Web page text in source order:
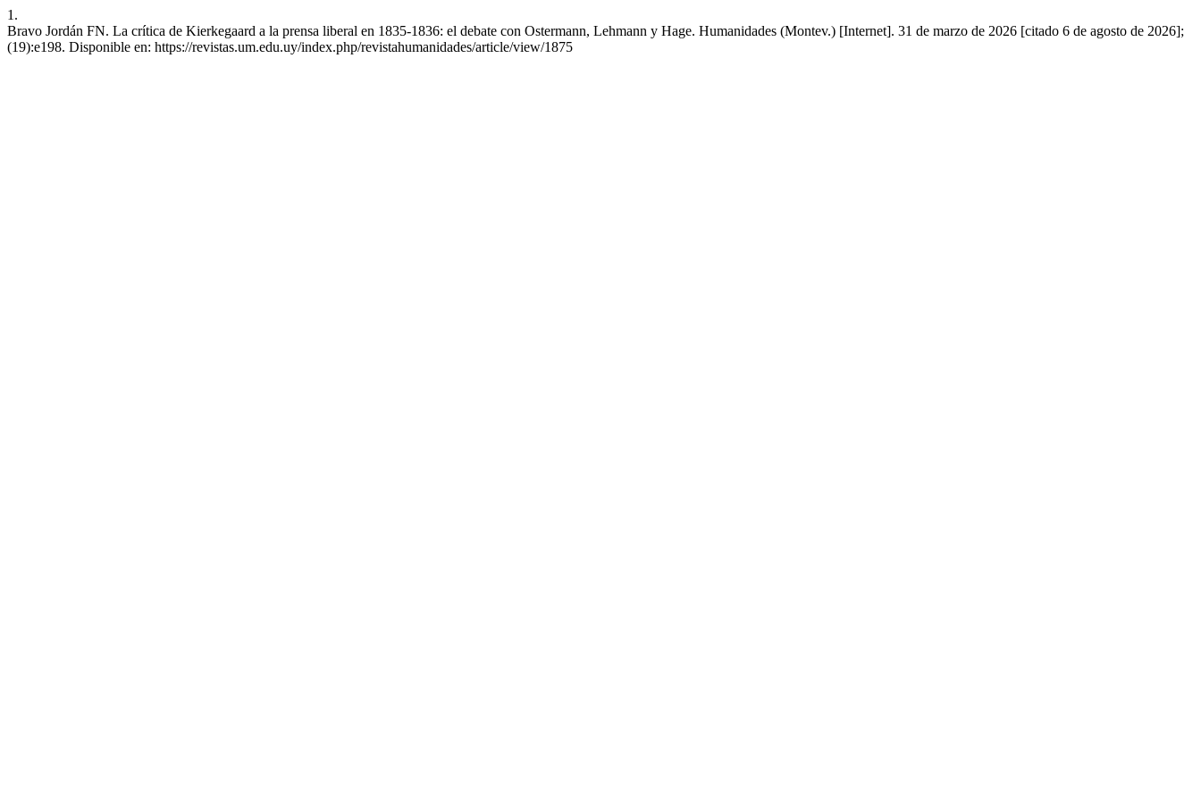
1.
Bravo Jordán FN. La crítica de Kierkegaard a la prensa liberal en 1835-1836: el debate con Ostermann, Lehmann y Hage. Humanidades (Montev.) [Internet]. 31 de marzo de 2026 [citado 6 de agosto de 2026];
(19):e198. Disponible en: https://revistas.um.edu.uy/index.php/revistahumanidades/article/view/1875